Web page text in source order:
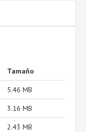
Tamaño
5.46 MB
3.16 MB
2.43 MB